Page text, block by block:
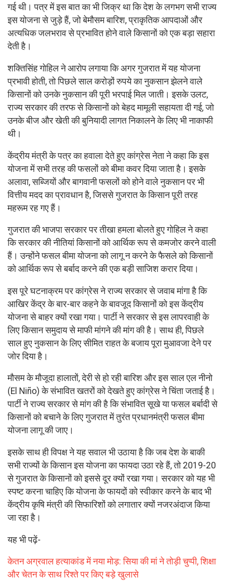
गई थी। पत्र में इस बात का भी जिक्र था कि देश के लगभग सभी राज्य
इस योजना से जुड़े हैं, जो बेमौसम बारिश, प्राकृतिक आपदाओं और
अत्यधिक जलभराव से प्रभावित होने वाले किसानों को एक बड़ा सहारा
देती है।
शक्तिसिंह गोहिल ने आरोप लगाया कि अगर गुजरात में यह योजना
प्रभावी होती, तो पिछले साल करोड़ों रुपये का नुकसान झेलने वाले
किसानों को उनके नुकसान की पूरी भरपाई मिल जाती। इसके उलट,
राज्य सरकार की तरफ से किसानों को बेहद मामूली सहायता दी गई, जो
उनके बीज और खेती की बुनियादी लागत निकालने के लिए भी नाकाफी
थी।
केंद्रीय मंत्री के पत्र का हवाला देते हुए कांग्रेस नेता ने कहा कि इस
योजना में सभी तरह की फसलों को बीमा कवर दिया जाता है। इसके
अलावा, सब्जियों और बागवानी फसलों को होने वाले नुकसान पर भी
वित्तीय मदद का प्रावधान है, जिससे गुजरात के किसान पूरी तरह
महरूम रह गए हैं।
गुजरात की भाजपा सरकार पर तीखा हमला बोलते हुए गोहिल ने कहा
कि सरकार की नीतियां किसानों को आर्थिक रूप से कमजोर करने वाली
हैं। उन्होंने फसल बीमा योजना को लागू न करने के फैसले को किसानों
को आर्थिक रूप से बर्बाद करने की एक बड़ी साजिश करार दिया।
इस पूरे घटनाक्रम पर कांग्रेस ने राज्य सरकार से जवाब मांगा है कि
आखिर केंद्र के बार-बार कहने के बावजूद किसानों को इस केंद्रीय
योजना से बाहर क्यों रखा गया। पार्टी ने सरकार से इस लापरवाही के
लिए किसान समुदाय से माफी मांगने की मांग की है। साथ ही, पिछले
साल हुए नुकसान के लिए सीमित राहत के बजाय पूरा मुआवजा देने पर
जोर दिया है।
मौसम के मौजूदा हालातों, देरी से हो रही बारिश और इस साल एल नीनो
(El Niño) के संभावित खतरों को देखते हुए कांग्रेस ने चिंता जताई है।
पार्टी ने राज्य सरकार से मांग की है कि संभावित सूखे या फसल बर्बादी से
किसानों को बचाने के लिए गुजरात में तुरंत प्रधानमंत्री फसल बीमा
योजना लागू की जाए।
इसके साथ ही विपक्ष ने यह सवाल भी उठाया है कि जब देश के बाकी
सभी राज्यों के किसान इस योजना का फायदा उठा रहे हैं, तो 2019-20
से गुजरात के किसानों को इससे दूर क्यों रखा गया। सरकार को यह भी
स्पष्ट करना चाहिए कि योजना के फायदों को स्वीकार करने के बाद भी
केंद्रीय कृषि मंत्री की सिफारिशों को लगातार क्यों नजरअंदाज किया
जा रहा है।
यह भी पढ़ें-
केतन अग्रवाल हत्याकांड में नया मोड़: सिया की मां ने तोड़ी चुप्पी, शिक्षा
और चेतन के साथ रिश्ते पर किए बड़े खुलासे